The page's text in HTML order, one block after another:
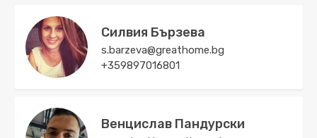
Силвия Бързева
s.barzeva@greathome.bg
+359897016801
Венцислав Пандурски